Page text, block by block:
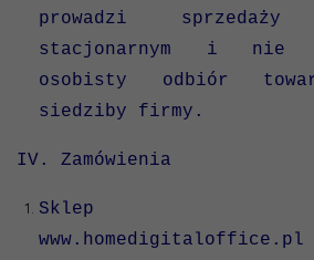
prowadzi
stacjonarnym i nie
osobisty odbiór
siedziby firmy.
IV. Zamówienia
Sklep